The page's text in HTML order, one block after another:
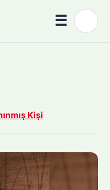
☰Menü
Kişi